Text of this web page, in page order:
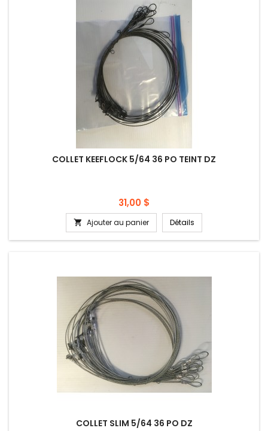
COLLET KEEFLOCK 5/64 36 PO TEINT DZ
Prix
31,00 $
 Ajouter au panier Détails
COLLET SLIM 5/64 36 PO DZ